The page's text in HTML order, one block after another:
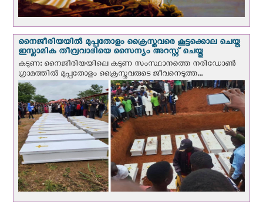
നൈജീരിയയില്‍ മുപ്പതോളം ക്രൈസ്തവരെ കൂട്ടക്കൊല ചെയ്ത
ഇസ്ലാമിക തീവ്രവാദിയെ സൈന്യം അറസ്റ്റ് ചെയ്തു
കടുണ: നൈജീരിയയിലെ കടുണ സംസ്ഥാനത്തെ നരിഡോൺ
ഗ്രാമത്തിൽ മുപ്പതോളം ക്രൈസ്തവരുടെ ജീവനെടുത്ത...